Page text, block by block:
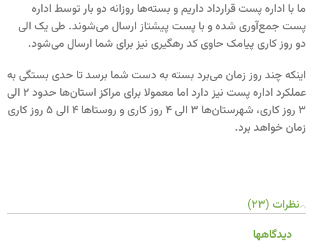
ما با اداره پست قرارداد داریم و بسته‌ها روزانه دو بار توسط اداره
پست جمع‌آوری شده و با پست پیشتاز ارسال می‌شوند. طی یک الی
دو روز کاری پیامک حاوی کد رهگیری نیز برای شما ارسال می‌شود.
اینکه چند روز زمان می‌برد بسته به دست شما برسد تا حدی بستگی به
عملکرد اداره پست نیز دارد اما معمولا برای مراکز استان‌ها حدود 2 الی
3 روز کاری، شهرستان‌ها 3 الی 4 روز کاری و روستاها 4 الی 5 روز کاری
زمان خواهد برد.
نظرات (23)
دیدگاهها